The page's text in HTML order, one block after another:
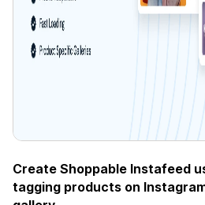
Create Shoppable Instafeed
tagging products on